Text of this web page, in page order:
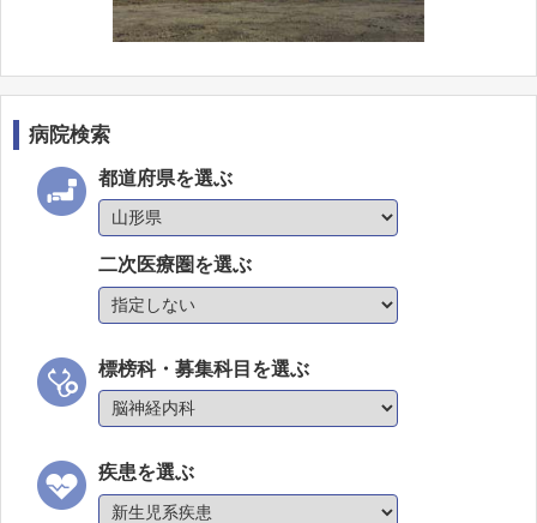
病院検索
都道府県を選ぶ
二次医療圏を選ぶ
標榜科・募集科目を選ぶ
疾患を選ぶ